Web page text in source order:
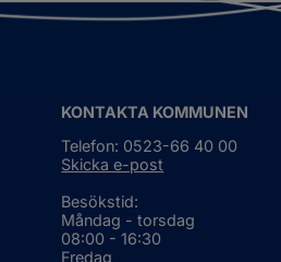
KONTAKTA KOMMUNEN
Telefon: 0523-66 40 00
Skicka e-post
Besökstid:
Måndag - torsdag
08:00 - 16:30
Fredag